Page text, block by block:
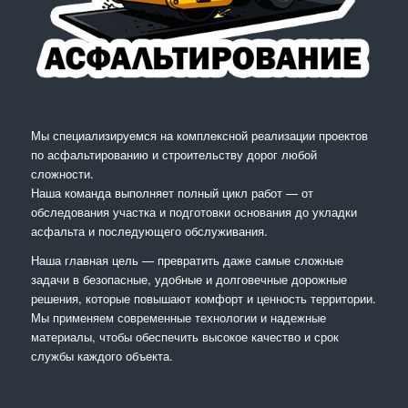
Мы специализируемся на комплексной реализации проектов
по асфальтированию и строительству дорог любой
сложности.
Наша команда выполняет полный цикл работ — от
обследования участка и подготовки основания до укладки
асфальта и последующего обслуживания.
Наша главная цель — превратить даже самые сложные
задачи в безопасные, удобные и долговечные дорожные
решения, которые повышают комфорт и ценность территории.
Мы применяем современные технологии и надежные
материалы, чтобы обеспечить высокое качество и срок
службы каждого объекта.